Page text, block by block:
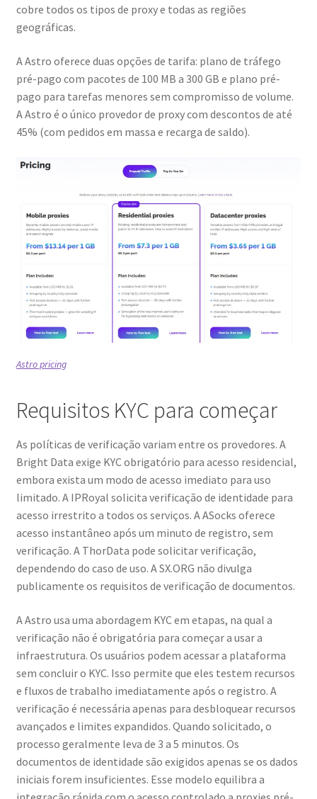
cobre todos os tipos de proxy e todas as regiões
geográficas.
A Astro oferece duas opções de tarifa: plano de tráfego
pré-pago com pacotes de 100 MB a 300 GB e plano pré-
pago para tarefas menores sem compromisso de volume.
A Astro é o único provedor de proxy com descontos de até
45% (com pedidos em massa e recarga de saldo).
Astro pricing
Requisitos KYC para começar
As políticas de verificação variam entre os provedores. A
Bright Data exige KYC obrigatório para acesso residencial,
embora exista um modo de acesso imediato para uso
limitado. A IPRoyal solicita verificação de identidade para
acesso irrestrito a todos os serviços. A ASocks oferece
acesso instantâneo após um minuto de registro, sem
verificação. A ThorData pode solicitar verificação,
dependendo do caso de uso. A SX.ORG não divulga
publicamente os requisitos de verificação de documentos.
A Astro usa uma abordagem KYC em etapas, na qual a
verificação não é obrigatória para começar a usar a
infraestrutura. Os usuários podem acessar a plataforma
sem concluir o KYC. Isso permite que eles testem recursos
e fluxos de trabalho imediatamente após o registro. A
verificação é necessária apenas para desbloquear recursos
avançados e limites expandidos. Quando solicitado, o
processo geralmente leva de 3 a 5 minutos. Os
documentos de identidade são exigidos apenas se os dados
iniciais forem insuficientes. Esse modelo equilibra a